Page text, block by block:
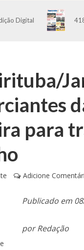
Digital
para
Adicione
Publicado em
por Redação